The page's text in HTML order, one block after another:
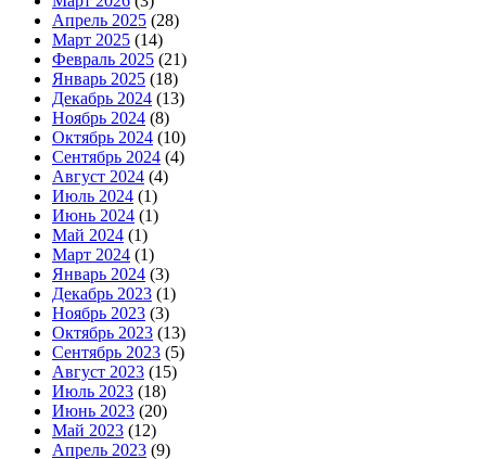
Апрель 2025 (28)
Март 2025 (14)
Февраль 2025 (21)
Январь 2025 (18)
Декабрь 2024 (13)
Ноябрь 2024 (8)
Октябрь 2024 (10)
Сентябрь 2024 (4)
Август 2024 (4)
Июль 2024 (1)
Июнь 2024 (1)
Май 2024 (1)
Март 2024 (1)
Январь 2024 (3)
Декабрь 2023 (1)
Ноябрь 2023 (3)
Октябрь 2023 (13)
Сентябрь 2023 (5)
Август 2023 (15)
Июль 2023 (18)
Июнь 2023 (20)
Май 2023 (12)
Апрель 2023 (9)